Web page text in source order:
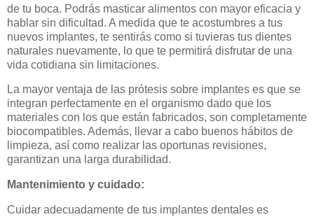
de tu boca. Podrás masticar alimentos con mayor eficacia y
hablar sin dificultad. A medida que te acostumbres a tus
nuevos implantes, te sentirás como si tuvieras tus dientes
naturales nuevamente, lo que te permitirá disfrutar de una
vida cotidiana sin limitaciones.
La mayor ventaja de las prótesis sobre implantes es que se
integran perfectamente en el organismo dado que los
materiales con los que están fabricados, son completamente
biocompatibles. Además, llevar a cabo buenos hábitos de
limpieza, así como realizar las oportunas revisiones,
garantizan una larga durabilidad.
Mantenimiento y cuidado:
Cuidar adecuadamente de tus implantes dentales es